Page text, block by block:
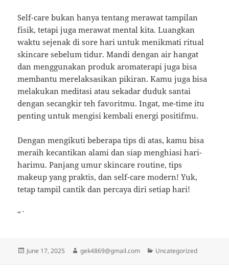
Self-care bukan hanya tentang merawat tampilan
fisik, tetapi juga merawat mental kita. Luangkan
waktu sejenak di sore hari untuk menikmati ritual
skincare sebelum tidur. Mandi dengan air hangat
dan menggunakan produk aromaterapi juga bisa
membantu merelaksasikan pikiran. Kamu juga bisa
melakukan meditasi atau sekadar duduk santai
dengan secangkir teh favoritmu. Ingat, me-time itu
penting untuk mengisi kembali energi positifmu.
Dengan mengikuti beberapa tips di atas, kamu bisa
meraih kecantikan alami dan siap menghiasi hari-
harimu. Panjang umur skincare routine, tips
makeup yang praktis, dan self-care modern! Yuk,
tetap tampil cantik dan percaya diri setiap hari!
“`
Posted
June 17, 2025 Author
gek4869@gmail.com Categories
Uncategorized